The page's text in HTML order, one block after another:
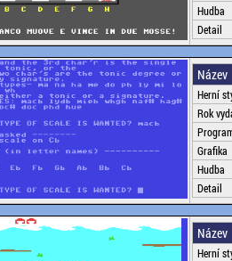
Hudba
Detail
Název
Herní
Rok
Grafika
Hudba
Detail
Název
Herní